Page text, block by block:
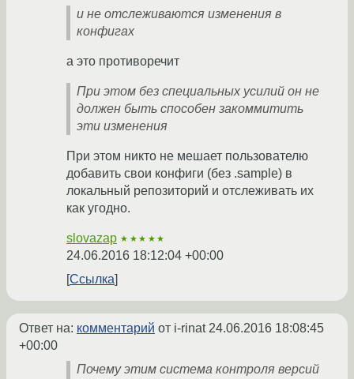
и не отслеживаются изменения в
конфигах
а это противоречит
При этом без специальных усилий он не
должен быть способен закоммитить
эти изменения
При этом никто не мешает пользователю
добавить свои конфиги (без .sample) в
локальный репозиторий и отслеживать их
как угодно.
slovazap ★★★★★
24.06.2016 18:12:04 +00:00
Ссылка
Ответ на: комментарий от i-rinat24.06.2016 18:08:45
+00:00
Почему этим система контроля версий